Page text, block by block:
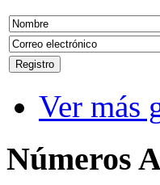
Ver más
Números